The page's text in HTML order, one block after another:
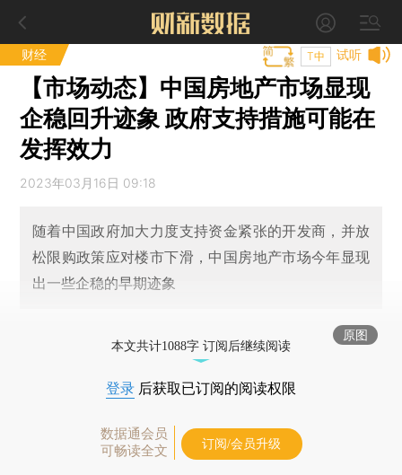
财经 试听
T中
【市场动态】中国房地产市场显现
企稳回升迹象 政府支持措施可能在
发挥效力
2023年03月16日 09:18
随着中国政府加大力度支持资金紧张的开发商，并放
松限购政策应对楼市下滑，中国房地产市场今年显现
出一些企稳的早期迹象
原图
本文共计1088字 订阅后继续阅读
登录 后获取已订阅的阅读权限
数据通会员
可畅读全文
订阅/会员升级